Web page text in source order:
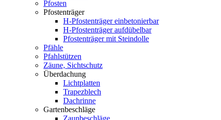
Pfosten
Pfostenträger
H-Pfostenträger einbetonierbar
H-Pfostenträger aufdübelbar
Pfostenträger mit Steindolle
Pfähle
Pfahlstützen
Zäune, Sichtschutz
Überdachung
Lichtplatten
Trapezblech
Dachrinne
Gartenbeschläge
Zaunbeschläge